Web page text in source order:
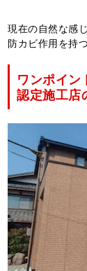
現在の自然な感
防カビ作用を持
ワンポイ
認定施工店